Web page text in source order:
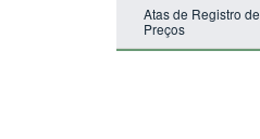
Atas de Registro de
Preços